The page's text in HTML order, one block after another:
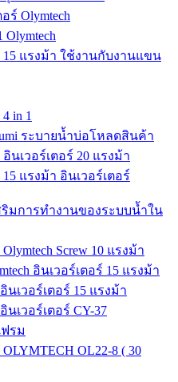
ร์ Olymtech
15 แรงม้า ใช้งานกับงานแขน
in 1
ระบายน้ำบ่อโหลดสินค้า
นเวอร์เตอร์ 20 แรงม้า
แรงม้า อินเวอร์เตอร์
มการทำงานของระบบน้ำใน
Screw 10 แรงม้า
อินเวอร์เตอร์ 15 แรงม้า
เวอร์เตอร์ 15 แรงม้า
เวอร์เตอร์ CY-37
รม
OL22-8 ( 30